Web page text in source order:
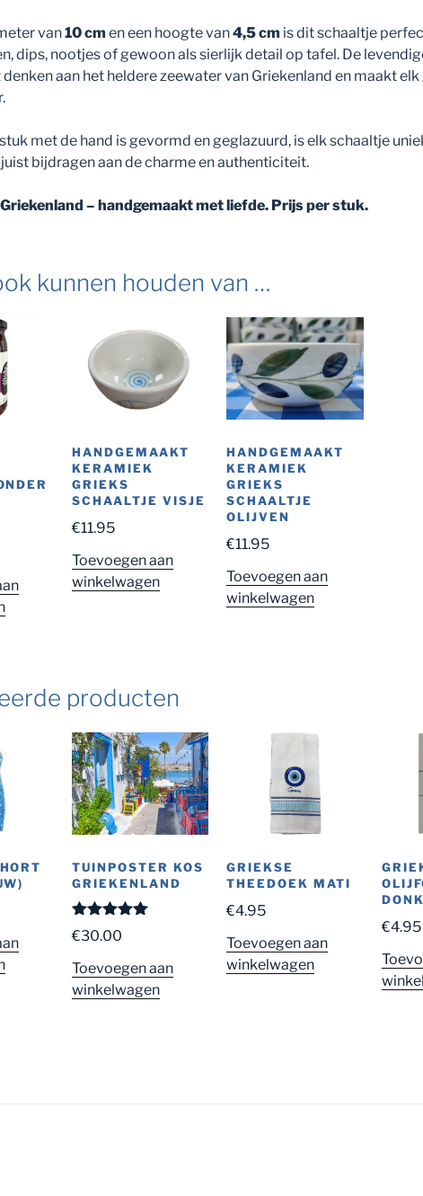
van10 cm en een hoogte van4,5 cm is dit schaaltje
dips, nootjes of gewoon als sierlijk detail op tafel. De
aan het heldere zeewater van Griekenland en maakt
met de hand is gevormd en geglazuurd, is elk schaaltje
bijdragen aan de charme en authenticiteit.
– handgemaakt met liefde. Prijs per stuk.
kunnen houden van …
HANDGEMAAKT
KERAMIEK
GRIEKS
SCHAALTJE VISJE
€11.95
Toevoegen aan
winkelwagen
HANDGEMAAKT
KERAMIEK
GRIEKS
SCHAALTJE
OLIJVEN
€11.95
Toevoegen aan
winkelwagen
producten
TUINPOSTER KOS
GRIEKENLAND
Gewaardeerd
5.00uit 5
€30.00
Toevoegen aan
winkelwagen
GRIEKSE
THEEDOEK MATI
€4.95
Toevoegen aan
winkelwagen
€4.95